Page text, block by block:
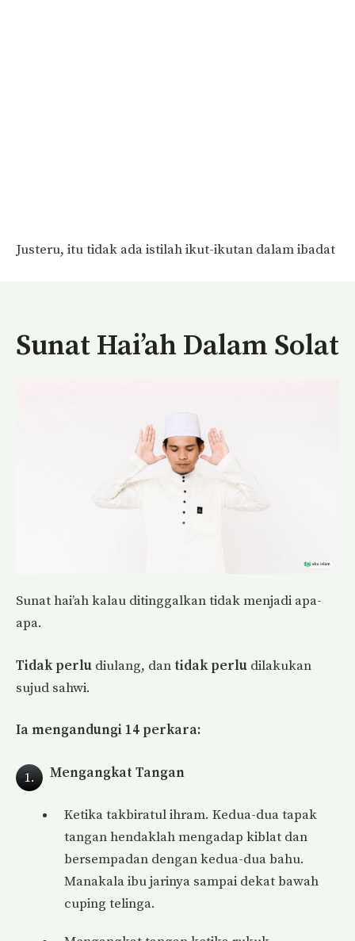
Justeru, itu tidak ada istilah ikut-ikutan dalam ibadat
Sunat Hai’ah Dalam Solat
Sunat hai’ah kalau ditinggalkan tidak menjadi apa-
apa.
Tidak perlu diulang, dan tidak perlu dilakukan
sujud sahwi.
Ia mengandungi 14 perkara:
1. Mengangkat Tangan
Ketika takbiratul ihram. Kedua-dua tapak
tangan hendaklah mengadap kiblat dan
bersempadan dengan kedua-dua bahu.
Manakala ibu jarinya sampai dekat bawah
cuping telinga.